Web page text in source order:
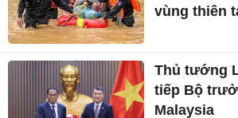
vùng thiên
Thủ tướng
tiếp Bộ
Malaysia